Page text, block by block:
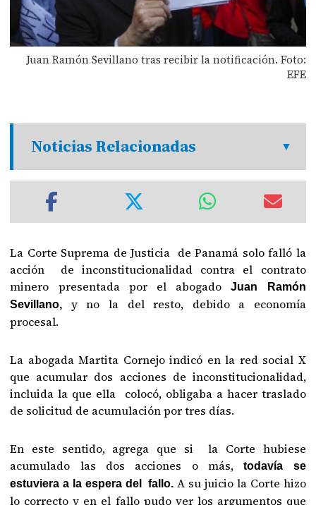
Juan Ramón Sevillano tras recibir la notificación. Foto:
EFE
Noticias Relacionadas
La Corte Suprema de Justicia de Panamá solo falló la
acción de inconstitucionalidad contra el contrato
minero presentada por el abogado Juan Ramón
Sevillano,
y no la del resto, debido a economía
procesal.
La abogada Martita Cornejo indicó en la red social X
que acumular dos acciones de inconstitucionalidad,
incluida la que ella colocó, obligaba a hacer traslado
de solicitud de acumulación por tres días.
En este sentido, agrega que si la Corte hubiese
acumulado las dos acciones o más, todavía se
estuviera a la espera del fallo. A su juicio la Corte hizo
lo correcto y en el fallo pudo ver los argumentos que